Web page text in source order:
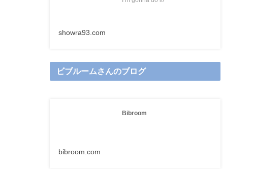
showra93.com
ビブルームさんのブログ
Bibroom
bibroom.com